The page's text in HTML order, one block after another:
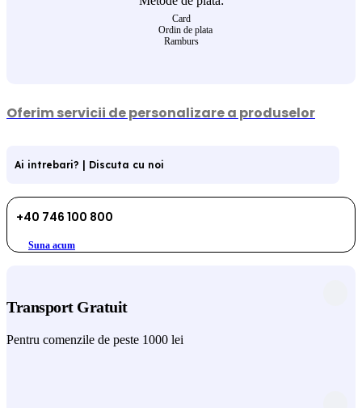
Card
Ordin de plata
Ramburs
Oferim servicii de personalizare a produselor
Ai intrebari? | Discuta cu noi
+40 746 100 800
Suna acum
Transport Gratuit
Pentru comenzile de peste 1000 lei